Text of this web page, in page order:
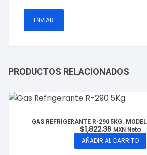
PRODUCTOS RELACIONADOS
GAS REFRIGERANTE R-290 5KG.
$1,822.36 MXN Neto
AÑADIR AL CARRITO